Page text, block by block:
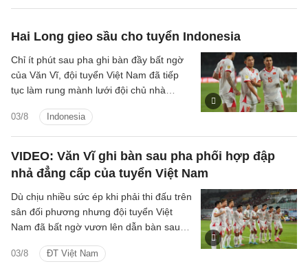
Hai Long gieo sầu cho tuyển Indonesia
03/8 Indonesia
Chỉ ít phút sau pha ghi bàn đầy bất ngờ
của Văn Vĩ, đội tuyển Việt Nam đã tiếp
tục làm rung mành lưới đội chủ nhà
Nguyễn Hai Long.
VIDEO: Văn Vĩ ghi bàn sau pha phối hợp đập
nhả đẳng cấp của tuyển Việt Nam
03/8 ĐT Việt Nam
Dù chịu nhiều sức ép khi phải thi đấu trên
sân đối phương nhưng đội tuyển Việt
Nam đã bất ngờ vươn lên dẫn bàn sau
Vĩ.